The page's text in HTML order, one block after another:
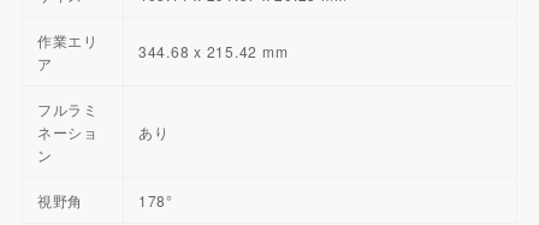
作業エリ
ア
344.68 x 215.42 mm
フルラミ
ネーショ
ン
あり
視野角 178°